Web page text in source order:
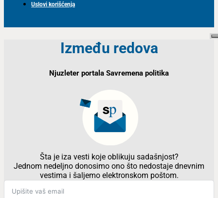
Uslovi korišćenja
Između redova
Njuzleter portala Savremena politika
Šta je iza vesti koje oblikuju sadašnjost?
Jednom nedeljno donosimo ono što nedostaje dnevnim
vestima i šaljemo elektronskom poštom.